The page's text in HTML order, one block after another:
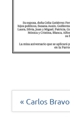
Navegación
« Carlos